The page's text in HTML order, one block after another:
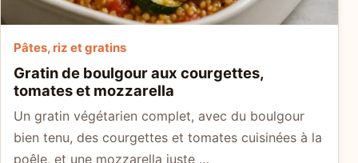
Pâtes, riz et gratins
Gratin de boulgour aux courgettes,
tomates et mozzarella
Un gratin végétarien complet, avec du boulgour
bien tenu, des courgettes et tomates cuisinées à la
poêle, et une mozzarella juste …